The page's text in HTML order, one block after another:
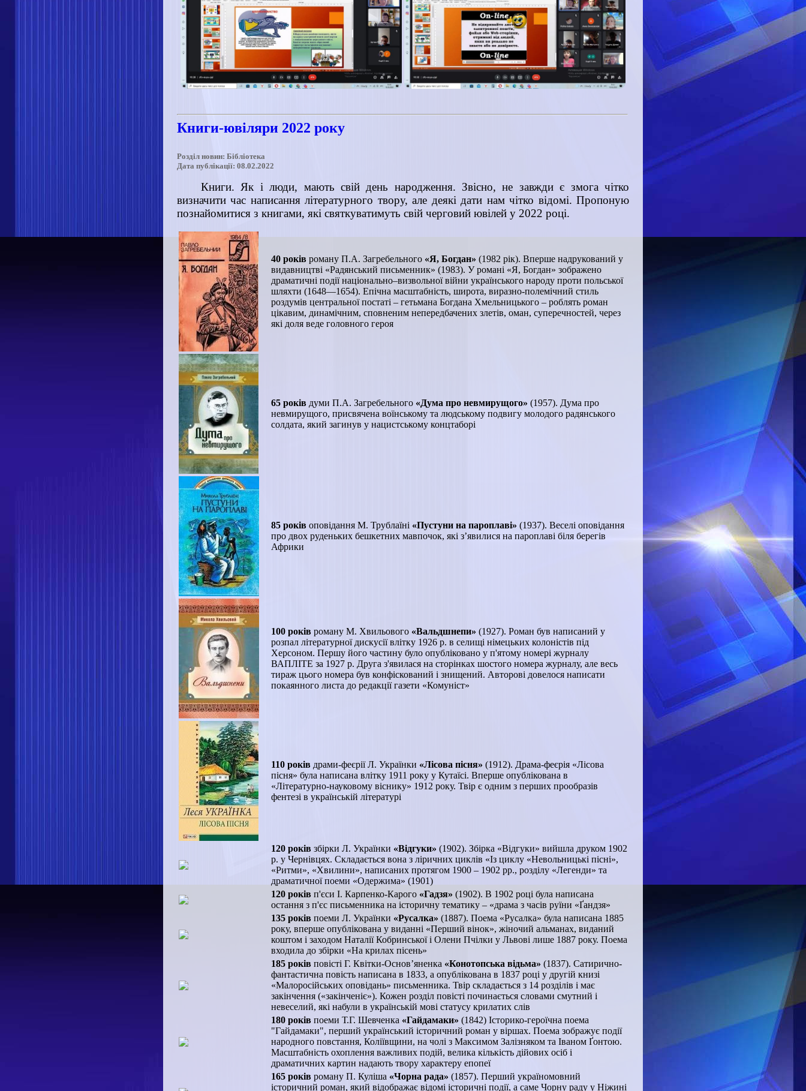
Книги-ювіляри 2022 року
Розділ новин: Бібліотека
Дата публікації: 08.02.2022
Книги. Як і люди, мають свій день народження. Звісно, не завжди є змога чітко
визначити час написання літературного твору, але деякі дати нам чітко відомі. Пропоную
познайомитися з книгами, які святкуватимуть свій черговий ювілей у 2022 році.
40 років роману П.А. Загребельного «Я, Богдан» (1982 рік). Вперше надрукований у
видавництві «Радянський письменник» (1983). У романі «Я, Богдан» зображено
драматичні події національно–визвольної війни українського народу проти польської
шляхти (1648—1654). Епічна масштабність, широта, виразно-полемічний стиль
роздумів центральної постаті – гетьмана Богдана Хмельницького – роблять роман
цікавим, динамічним, сповненим непередбачених злетів, оман, суперечностей, через
які доля веде головного героя
65 років думи П.А. Загребельного «Дума про невмирущого» (1957). Дума про
невмирущого, присвячена воїнському та людському подвигу молодого радянського
солдата, який загинув у нацистському концтаборі
85 років оповідання М. Трублаїні «Пустуни на пароплаві» (1937). Веселі оповідання
про двох руденьких бешкетних мавпочок, які з’явилися на пароплаві біля берегів
Африки
100 років роману М. Хвильового «Вальдшнепи» (1927). Роман був написаний у
розпал літературної дискусії влітку 1926 р. в селищі німецьких колоністів під
Херсоном. Першу його частину було опубліковано у п'ятому номері журналу
ВАПЛІТЕ за 1927 р. Друга з'явилася на сторінках шостого номера журналу, але весь
тираж цього номера був конфіскований і знищений. Авторові довелося написати
покаянного листа до редакції газети «Комуніст»
110 років драми-феєрії Л. Українки «Лісова пісня» (1912). Драма-феєрія «Лісова
пісня» була написана влітку 1911 року у Кутаїсі. Вперше опублікована в
«Літературно-науковому віснику» 1912 року. Твір є одним з перших прообразів
фентезі в українській літературі
120 років збірки Л. Українки «Відгуки» (1902). Збірка «Відгуки» вийшла друком 1902
р. у Чернівцях. Складається вона з ліричних циклів «Із циклу «Невольницькі пісні»,
«Ритми», «Хвилини», написаних протягом 1900 – 1902 рр., розділу «Легенди» та
драматичної поеми «Одержима» (1901)
120 років п'єси І. Карпенко-Карого «Гадзя» (1902). В 1902 році була написана
остання з п'єс письменника на історичну тематику – «драма з часів руїни «Ґандзя»
135 років поеми Л. Українки «Русалка» (1887). Поема «Русалка» була написана 1885
року, вперше опублікована у виданні «Перший вінок», жіночий альманах, виданий
коштом і заходом Наталії Кобринської і Олени Пчілки у Львові лише 1887 року. Поема
входила до збірки «На крилах пісень»
185 років повісті Г. Квітки-Основ’яненка «Конотопська відьма» (1837). Сатирично-
фантастична повість написана в 1833, а опублікована в 1837 році у другій книзі
«Малоросійських оповідань» письменника. Твір складається з 14 розділів і має
закінчення («закінченіє»). Кожен розділ повісті починається словами смутний і
невеселий, які набули в українській мові статусу крилатих слів
180 років поеми Т.Г. Шевченка «Гайдамаки» (1842) Історико-героїчна поема
"Гайдамаки", перший український історичний роман у віршах. Поема зображує події
народного повстання, Коліївщини, на чолі з Максимом Залізняком та Іваном Ґонтою.
Масштабність охоплення важливих подій, велика кількість дійових осіб і
драматичних картин надають твору характеру епопеї
165 років роману П. Куліша «Чорна рада» (1857). Перший україномовний
історичний роман, який відображає відомі історичні події, а саме Чорну раду у Ніжині